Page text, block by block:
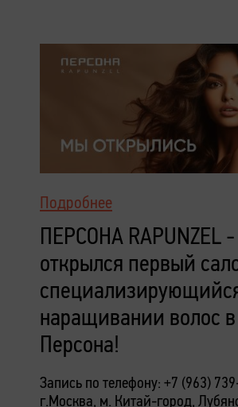
Подробнее
ПЕРСОНА RAPUNZEL -
открылся первый
наращивании волос в
Персона!
Запись по телефону: +7 (963)
г.Москва, м. Китай-город,